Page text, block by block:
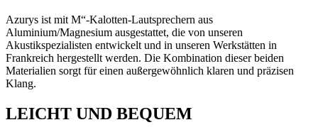
Azurys ist mit M“-Kalotten-Lautsprechern aus
Aluminium/Magnesium ausgestattet, die von unseren
Akustikspezialisten entwickelt und in unseren Werkstätten in
Frankreich hergestellt werden. Die Kombination dieser beiden
Materialien sorgt für einen außergewöhnlich klaren und präzisen
Klang.
LEICHT UND BEQUEM